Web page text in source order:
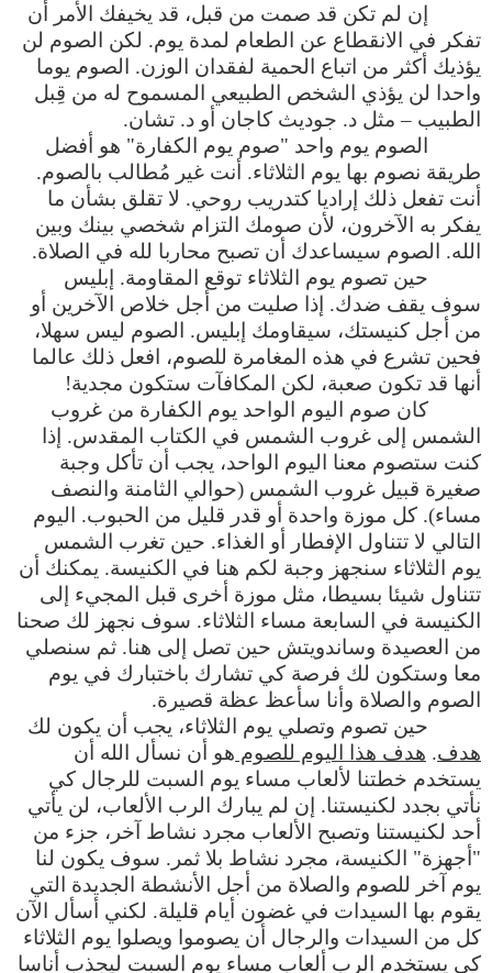
إن لم تكن قد صمت من قبل، قد يخيفك الأمر أن
تفكر في الانقطاع عن الطعام لمدة يوم. لكن الصوم لن
يؤذيك أكثر من اتباع الحمية لفقدان الوزن. الصوم يوما
واحدا لن يؤذي الشخص الطبيعي المسموح له من قِبل
الطبيب – مثل د. جوديث كاجان أو د. تشان.
الصوم يوم واحد "صوم يوم الكفارة" هو أفضل
طريقة نصوم بها يوم الثلاثاء. أنت غير مُطالب بالصوم.
أنت تفعل ذلك إراديا كتدريب روحي. لا تقلق بشأن ما
يفكر به الآخرون، لأن صومك التزام شخصي بينك وبين
الله. الصوم سيساعدك أن تصبح محاربا لله في الصلاة.
حين تصوم يوم الثلاثاء توقع المقاومة. إبليس
سوف يقف ضدك. إذا صليت من أجل خلاص الآخرين أو
من أجل كنيستك، سيقاومك إبليس. الصوم ليس سهلا،
فحين تشرع في هذه المغامرة للصوم، افعل ذلك عالما
أنها قد تكون صعبة، لكن المكافآت ستكون مجدية!
كان صوم اليوم الواحد يوم الكفارة من غروب
الشمس إلى غروب الشمس في الكتاب المقدس. إذا
كنت ستصوم معنا اليوم الواحد، يجب أن تأكل وجبة
صغيرة قبيل غروب الشمس (حوالي الثامنة والنصف
مساء). كل موزة واحدة أو قدر قليل من الحبوب. اليوم
التالي لا تتناول الإفطار أو الغذاء. حين تغرب الشمس
يوم الثلاثاء سنجهز وجبة لكم هنا في الكنيسة. يمكنك أن
تتناول شيئا بسيطا، مثل موزة أخرى قبل المجيء إلى
الكنيسة في السابعة مساء الثلاثاء. سوف نجهز لك صحنا
من العصيدة وساندويتش حين تصل إلى هنا. ثم سنصلي
معا وستكون لك فرصة كي تشارك باختبارك في يوم
الصوم والصلاة وأنا سأعظ عظة قصيرة.
حين تصوم وتصلي يوم الثلاثاء، يجب أن يكون لك
هدف. هدف هذا اليوم للصوم هو أن نسأل الله أن
يستخدم خطتنا لألعاب مساء يوم السبت للرجال كي
نأتي بجدد لكنيستنا. إن لم يبارك الرب الألعاب، لن يأتي
أحد لكنيستنا وتصبح الألعاب مجرد نشاط آخر، جزء من
"أجهزة" الكنيسة، مجرد نشاط بلا ثمر. سوف يكون لنا
يوم آخر للصوم والصلاة من أجل الأنشطة الجديدة التي
يقوم بها السيدات في غضون أيام قليلة. لكني أسأل الآن
كل من السيدات والرجال أن يصوموا ويصلوا يوم الثلاثاء
كي يستخدم الرب ألعاب مساء يوم السبت ليجذب أناسا